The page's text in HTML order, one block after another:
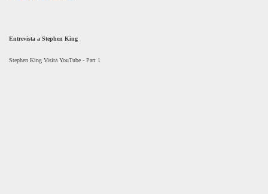
Entrevista a Stephen King
Stephen King Visita YouTube - Part 1